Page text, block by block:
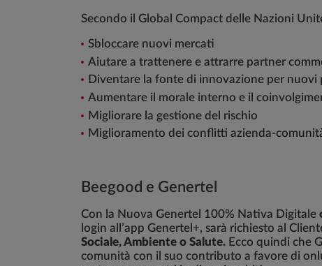
Secondo il Global Compact delle Nazioni
Sbloccare nuovi mercati
Aiutare a trattenere e attrarre partner
Diventare la fonte di innovazione per nuovi
Aumentare il morale interno e il
Migliorare la gestione del rischio
Miglioramento dei conflitti azienda-
Beegood e Genertel
Con la Nuova Genertel 100% Nativa Digitale
login all’app Genertel+, sarà richiesto al
Sociale, Ambiente o Salute. Ecco quindi che
comunità con il suo contributo a favore di